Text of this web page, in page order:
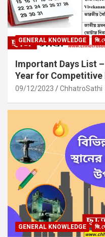
GENERAL KNOWLEDGE
Important Days List
Year for Competitive
09/12/2023 ChhatroSathi
GENERAL KNOWLEDGE